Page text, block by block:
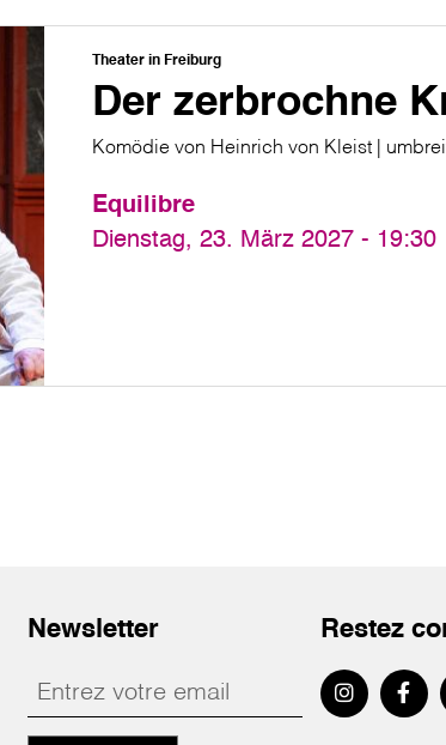
Theater in Freiburg
Der zerbrochne
Komödie von Heinrich von Kleist |
Equilibre
Dienstag, 23. März 2027 - 19:30
Newsletter Restez